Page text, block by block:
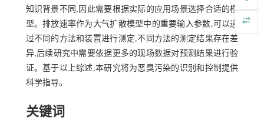
知识背景不同,因此需要根据实际的应用场景选择合适的模
型。排放速率作为大气扩散模型中的重要输入参数,可以通
过不同的方法和装置进行测定,不同方法的测定结果存在差
异,后续研究中需要依据更多的现场数据对预测结果进行验
证。基于以上综述,本研究将为恶臭污染的识别和控制提供
科学指导。
关键词